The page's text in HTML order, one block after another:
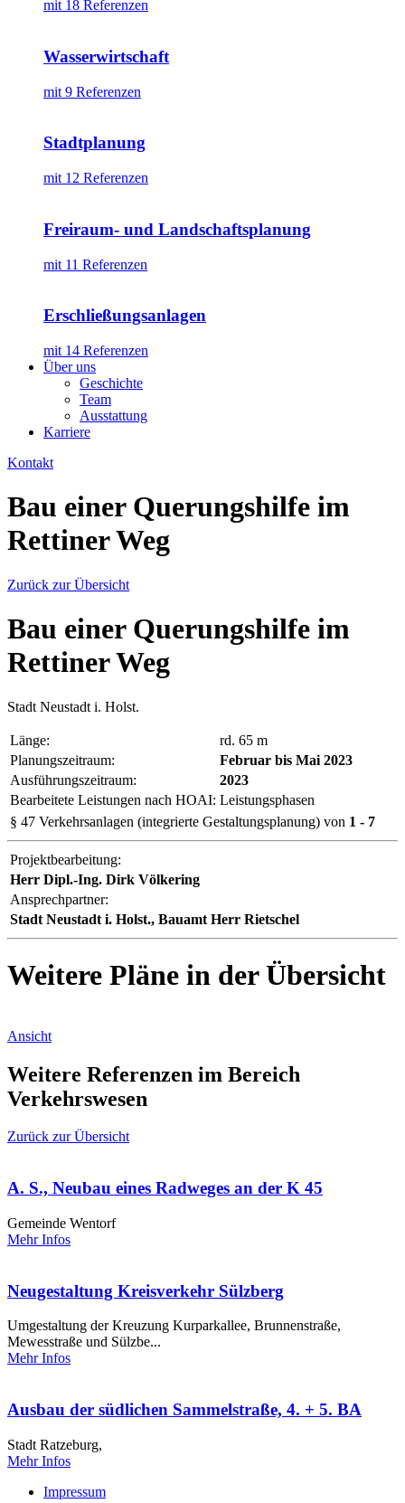
mit 18 Referenzen
Wasserwirtschaft
mit 9 Referenzen
Stadtplanung
mit 12 Referenzen
Freiraum- und Landschaftsplanung
mit 11 Referenzen
Erschließungsanlagen
mit 14 Referenzen
Über uns
Geschichte
Team
Ausstattung
Karriere
Kontakt
Bau einer Querungshilfe im
Rettiner Weg
Zurück zur Übersicht
Bau einer Querungshilfe im
Rettiner Weg
Stadt Neustadt i. Holst.
Länge:
rd. 65 m
Planungszeitraum:
Februar bis Mai 2023
Ausführungszeitraum:
2023
Bearbeitete Leistungen nach HOAI: Leistungsphasen
§ 47 Verkehrsanlagen (integrierte Gestaltungsplanung) von 1 - 7
Projektbearbeitung:
Herr Dipl.-Ing. Dirk Völkering
Ansprechpartner:
Stadt Neustadt i. Holst., Bauamt Herr Rietschel
Weitere Pläne in der Übersicht
Ansicht
Weitere Referenzen im Bereich
Verkehrswesen
Zurück zur Übersicht
A. S., Neubau eines Radweges an der K 45
Gemeinde Wentorf
Mehr Infos
Neugestaltung Kreisverkehr Sülzberg
Umgestaltung der Kreuzung Kurparkallee, Brunnenstraße,
Mewesstraße und Sülzbe...
Mehr Infos
Ausbau der südlichen Sammelstraße, 4. + 5. BA
Stadt Ratzeburg,
Mehr Infos
Impressum